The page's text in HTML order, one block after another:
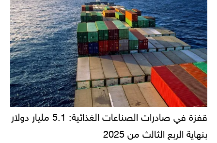
قفزة في صادرات الصناعات الغذائية: 5.1 مليار دولار
بنهاية الربع الثالث من 2025